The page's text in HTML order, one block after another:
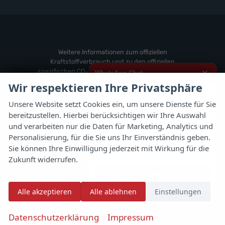
WhatsApp Chat ×
ich interessiere mich für das oben
genannte Fahrzeug und freue mich
über Eure Kontaktaufnahme.
Viele Grüße
Weitere Informationen zum offiziellen
Kraftstoffverbrauch und zu den offiziellen
spezifischen CO2-Emissionen und gegebenenfalls
'Leitfaden über den offiziellen Kraftstoffverbrauch,
die offiziellen spezifischen CO
-Emissionen und
den offiziellen Stromverbrauch neuer PKW'
entnommen werden, der an allen Verkaufsstellen
und bei der 'Deutschen Automobil Treuhand
GmbH' unentgeltlich erhältlich ist unter
www.dat.de.
© 2026Autoflex 24 GmbH
Wir respektieren Ihre Privatsphäre
Unsere Website setzt Cookies ein, um unsere Dienste für Sie
bereitzustellen. Hierbei berücksichtigen wir Ihre Auswahl
und verarbeiten nur die Daten für Marketing, Analytics und
Personalisierung, für die Sie uns Ihr Einverständnis geben.
Sie können Ihre Einwilligung jederzeit mit Wirkung für die
Zukunft widerrufen.
Alle akzeptieren Alle ablehnen Einstellungen
Datenschutzerklärung Impressum